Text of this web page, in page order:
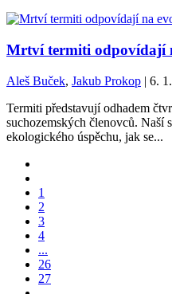
Mrtví termiti odpovídají
Aleš Buček, Jakub Prokop | 6.
Termiti představují odhadem
suchozemských členovců. Naší
ekologického úspěchu, jak se...
1
2
3
4
...
26
27